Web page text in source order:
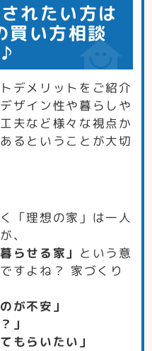
れたい方は
買い方相談
デメリットをご紹介
ザイン性や暮らしや
夫など様々な視点か
るということが大切
「理想の家」は一人
、
らせる家」 という意
すよね？ 家づくり
が不安」
」
もらいたい」